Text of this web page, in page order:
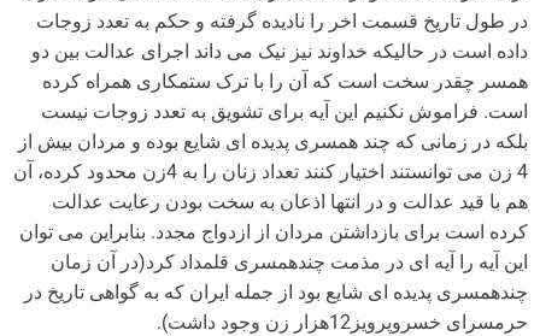
در طول تاریخ قسمت اخر را نادیده گرفته و حکم به تعدد زوجات
داده است در حالیکه خداوند نیز نیک می داند اجرای عدالت بین دو
همسر چقدر سخت است که آن را با ترک ستمکاری همراه کرده
است. فراموش نکنیم این آیه برای تشویق به تعدد زوجات نیست
بلکه در زمانی که چند همسری پدیده ای شایع بوده و مردان بیش از
4 زن می توانستند اختیار کنند تعداد زنان را به 4زن محدود کرده، آن
هم با قید عدالت و در انتها اذعان به سخت بودن رعایت عدالت
کرده است برای بازداشتن مردان از ازدواج مجدد. بنابراین می توان
این آیه را آیه ای در مذمت چندهمسری قلمداد کرد(در آن زمان
چندهمسری پدیده ای شایع بود از جمله ایران که به گواهی تاریخ در
حرمسرای خسروپرویز12هزار زن وجود داشت).